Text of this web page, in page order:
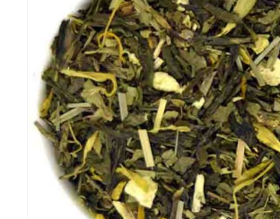
plusieurs
variations.
Les
options
peuvent
être
choisies
sur
la